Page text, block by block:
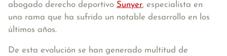
abogado derecho deportivo Sunyer, especialista en
una rama que ha sufrido un notable desarrollo en los
últimos años.
De esta evolución se han generado multitud de